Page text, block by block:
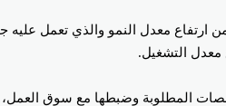
معدل النمو والذي تعمل عليه
التشغيل.
المطلوبة وضبطها مع سوق العمل،